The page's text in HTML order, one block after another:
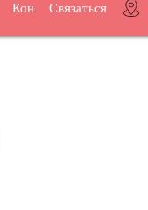
КонтактыСвязаться